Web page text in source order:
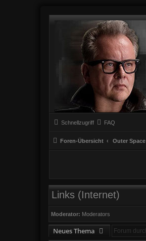
Schnellzugriff FAQ
Foren-Übersicht Outer Space
Links (Internet)
Moderator: Moderators
Neues Thema